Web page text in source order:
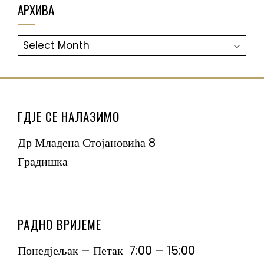
АРХИВА
АРХИВА
ГДЈЕ СЕ НАЛАЗИМО
Др Младена Стојановића 8
Градишка
РАДНО ВРИЈЕМЕ
Понедјељак – Петак 7:00 – 15:00